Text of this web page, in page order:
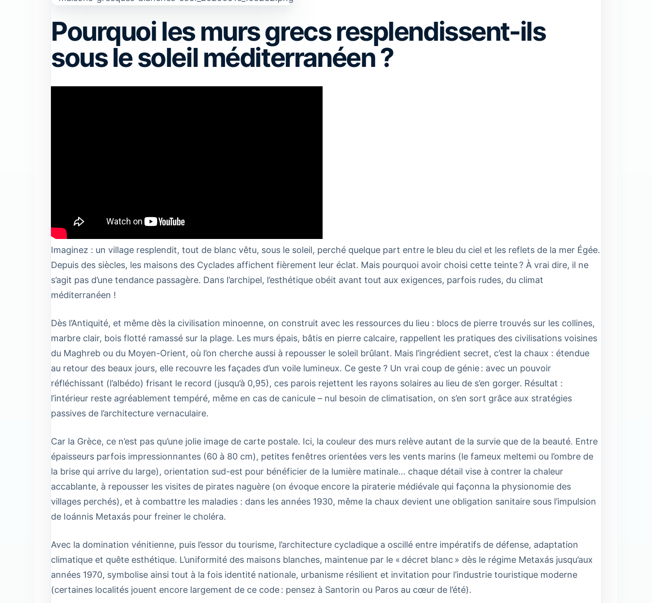
Pourquoi les murs grecs resplendissent-ils
sous le soleil méditerranéen ?
Imaginez : un village resplendit, tout de blanc vêtu, sous le soleil, perché quelque part entre le bleu du ciel et les reflets de la mer Égée.
Depuis des siècles, les maisons des Cyclades affichent fièrement leur éclat. Mais pourquoi avoir choisi cette teinte ? À vrai dire, il ne
s’agit pas d’une tendance passagère. Dans l’archipel, l’esthétique obéit avant tout aux exigences, parfois rudes, du climat
méditerranéen !
Dès l’Antiquité, et même dès la civilisation minoenne, on construit avec les ressources du lieu : blocs de pierre trouvés sur les collines,
marbre clair, bois flotté ramassé sur la plage. Les murs épais, bâtis en pierre calcaire, rappellent les pratiques des civilisations voisines
du Maghreb ou du Moyen-Orient, où l’on cherche aussi à repousser le soleil brûlant. Mais l’ingrédient secret, c’est la chaux : étendue
au retour des beaux jours, elle recouvre les façades d’un voile lumineux. Ce geste ? Un vrai coup de génie : avec un pouvoir
réfléchissant (l’albédo) frisant le record (jusqu’à 0,95), ces parois rejettent les rayons solaires au lieu de s’en gorger. Résultat :
l’intérieur reste agréablement tempéré, même en cas de canicule – nul besoin de climatisation, on s’en sort grâce aux stratégies
passives de l’architecture vernaculaire.
Car la Grèce, ce n’est pas qu’une jolie image de carte postale. Ici, la couleur des murs relève autant de la survie que de la beauté. Entre
épaisseurs parfois impressionnantes (60 à 80 cm), petites fenêtres orientées vers les vents marins (le fameux meltemi ou l’ombre de
la brise qui arrive du large), orientation sud-est pour bénéficier de la lumière matinale… chaque détail vise à contrer la chaleur
accablante, à repousser les visites de pirates naguère (on évoque encore la piraterie médiévale qui façonna la physionomie des
villages perchés), et à combattre les maladies : dans les années 1930, même la chaux devient une obligation sanitaire sous l’impulsion
de Ioánnis Metaxás pour freiner le choléra.
Avec la domination vénitienne, puis l’essor du tourisme, l’architecture cycladique a oscillé entre impératifs de défense, adaptation
climatique et quête esthétique. L’uniformité des maisons blanches, maintenue par le « décret blanc » dès le régime Metaxás jusqu’aux
années 1970, symbolise ainsi tout à la fois identité nationale, urbanisme résilient et invitation pour l’industrie touristique moderne
(certaines localités jouent encore largement de ce code : pensez à Santorin ou Paros au cœur de l’été).